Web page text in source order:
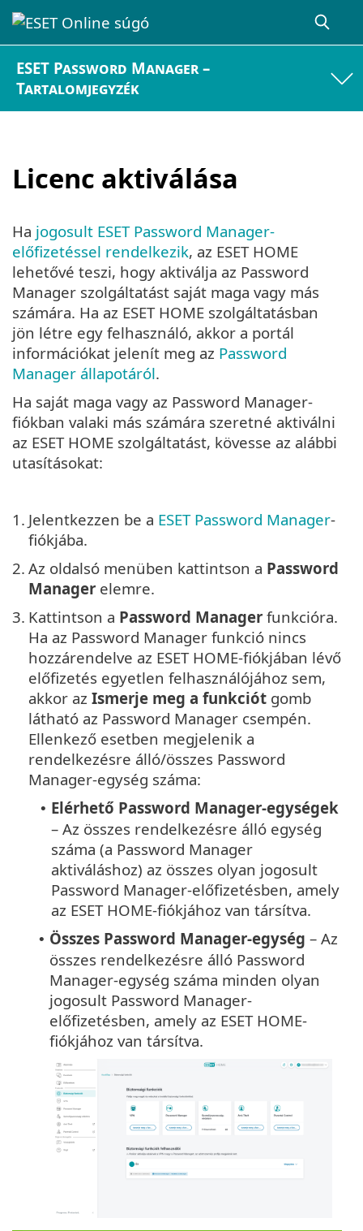
ESET Password Manager –
Tartalomjegyzék
Licenc aktiválása
Ha jogosult ESET Password Manager-
előfizetéssel rendelkezik, az ESET HOME
lehetővé teszi, hogy aktiválja az Password
Manager szolgáltatást saját maga vagy más
számára. Ha az ESET HOME szolgáltatásban
jön létre egy felhasználó, akkor a portál
információkat jelenít meg az Password
Manager állapotáról.
Ha saját maga vagy az Password Manager-
fiókban valaki más számára szeretné aktiválni
az ESET HOME szolgáltatást, kövesse az alábbi
utasításokat:
1. Jelentkezzen be a ESET Password Manager-
fiókjába.
2. Az oldalsó menüben kattintson a Password
Manager elemre.
3. Kattintson a Password Manager funkcióra.
Ha az Password Manager funkció nincs
hozzárendelve az ESET HOME-fiókjában lévő
előfizetés egyetlen felhasználójához sem,
akkor az Ismerje meg a funkciót gomb
látható az Password Manager csempén.
Ellenkező esetben megjelenik a
rendelkezésre álló/összes Password
Manager-egység száma:
• Elérhető Password Manager-egységek
– Az összes rendelkezésre álló egység
száma (a Password Manager
aktiváláshoz) az összes olyan jogosult
Password Manager-előfizetésben, amely
az ESET HOME-fiókjához van társítva.
• Összes Password Manager-egység – Az
összes rendelkezésre álló Password
Manager-egység száma minden olyan
jogosult Password Manager-
előfizetésben, amely az ESET HOME-
fiókjához van társítva.